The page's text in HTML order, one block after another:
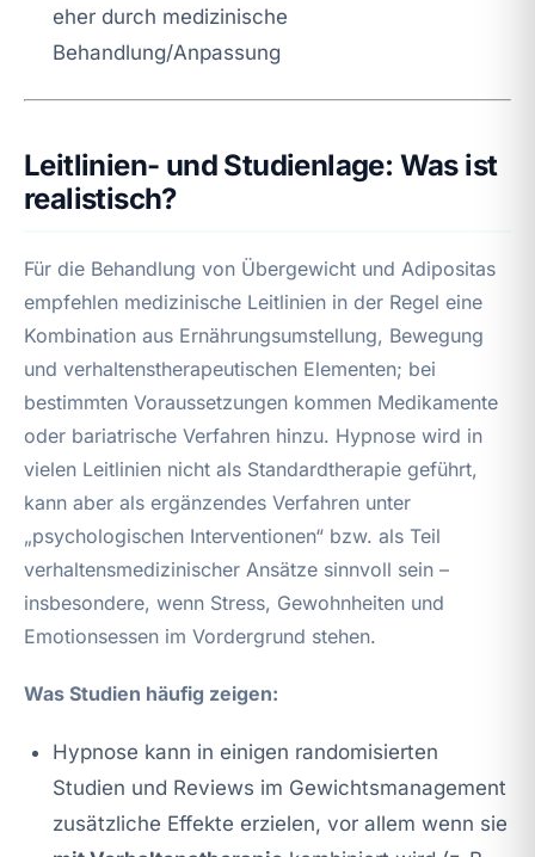
eher durch medizinische
Behandlung/Anpassung
Leitlinien- und Studienlage: Was ist
realistisch?
Für die Behandlung von Übergewicht und Adipositas
empfehlen medizinische Leitlinien in der Regel eine
Kombination aus Ernährungsumstellung, Bewegung
und verhaltenstherapeutischen Elementen; bei
bestimmten Voraussetzungen kommen Medikamente
oder bariatrische Verfahren hinzu. Hypnose wird in
vielen Leitlinien nicht als Standardtherapie geführt,
kann aber als ergänzendes Verfahren unter
„psychologischen Interventionen“ bzw. als Teil
verhaltensmedizinischer Ansätze sinnvoll sein –
insbesondere, wenn Stress, Gewohnheiten und
Emotionsessen im Vordergrund stehen.
Was Studien häufig zeigen:
Hypnose kann in einigen randomisierten
Studien und Reviews im Gewichtsmanagement
zusätzliche Effekte erzielen, vor allem wenn sie